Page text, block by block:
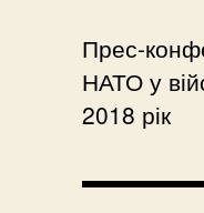
Прес-
НАТО у
2018 рік